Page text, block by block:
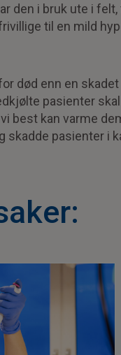
den i bruk ute i
til en mild
død enn en
pasienter
best kan varme
skadde pasienter i